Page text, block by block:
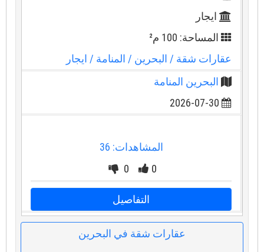
ايجار
المساحة: 100 م²
عقارات شقة / البحرين/ المنامة/ ايجار
البحرين المنامة
2026-07-30
المشاهدات: 36
0
0
التفاصيل
عقارات شقة في البحرين